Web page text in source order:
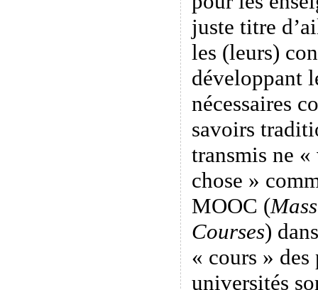
juste titre
les (leurs)
développant
nécessaires
savoirs
transmis ne
chose »
MOOC (
Courses)
« cours » des
universités